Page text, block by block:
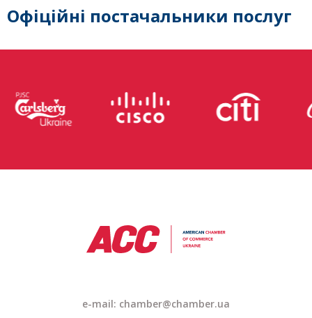
Офіційні постачальники послуг
e-mail: chamber@chamber.ua